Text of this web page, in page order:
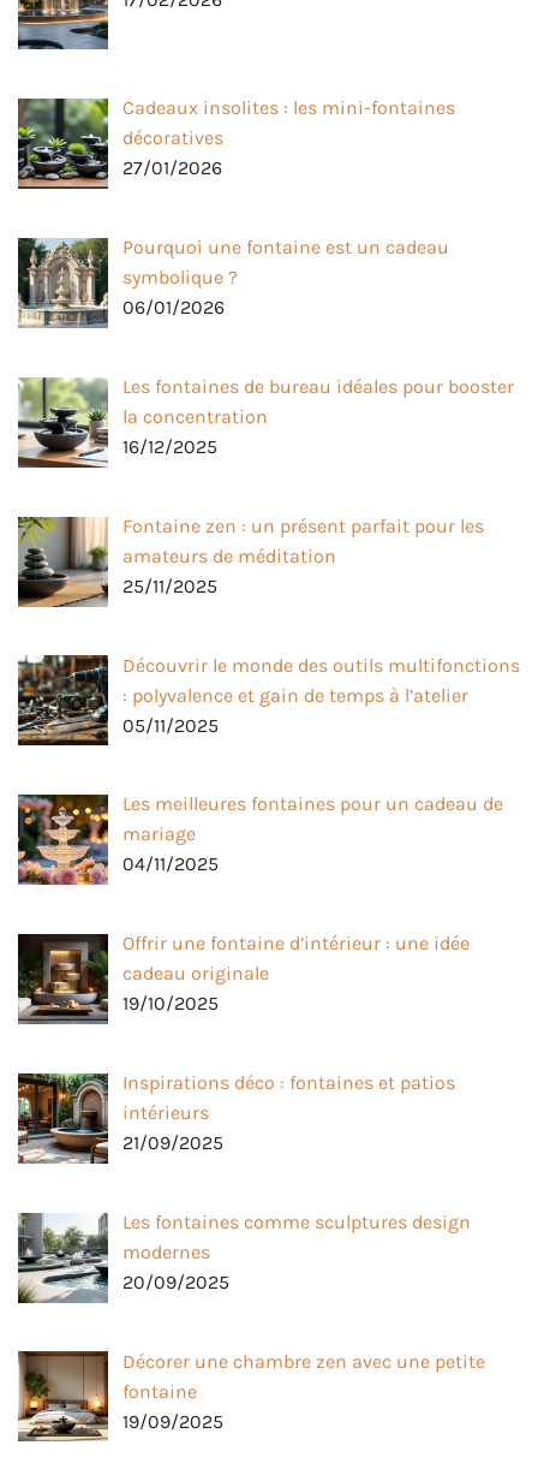
Cadeaux insolites : les mini-fontaines
décoratives
27/01/2026
Pourquoi une fontaine est un cadeau
symbolique ?
06/01/2026
Les fontaines de bureau idéales pour booster
la concentration
16/12/2025
Fontaine zen : un présent parfait pour les
amateurs de méditation
25/11/2025
Découvrir le monde des outils multifonctions
: polyvalence et gain de temps à l’atelier
05/11/2025
Les meilleures fontaines pour un cadeau de
mariage
04/11/2025
Offrir une fontaine d’intérieur : une idée
cadeau originale
19/10/2025
Inspirations déco : fontaines et patios
intérieurs
21/09/2025
Les fontaines comme sculptures design
modernes
20/09/2025
Décorer une chambre zen avec une petite
fontaine
19/09/2025